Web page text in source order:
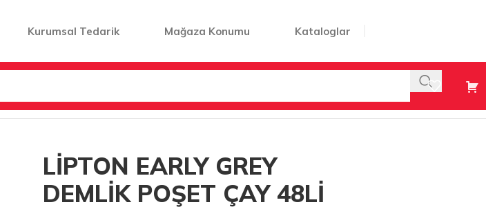
Kurumsal Tedarik Mağaza Konumu Kataloglar
LİPTON EARLY GREY
DEMLİK POŞET ÇAY 48Lİ